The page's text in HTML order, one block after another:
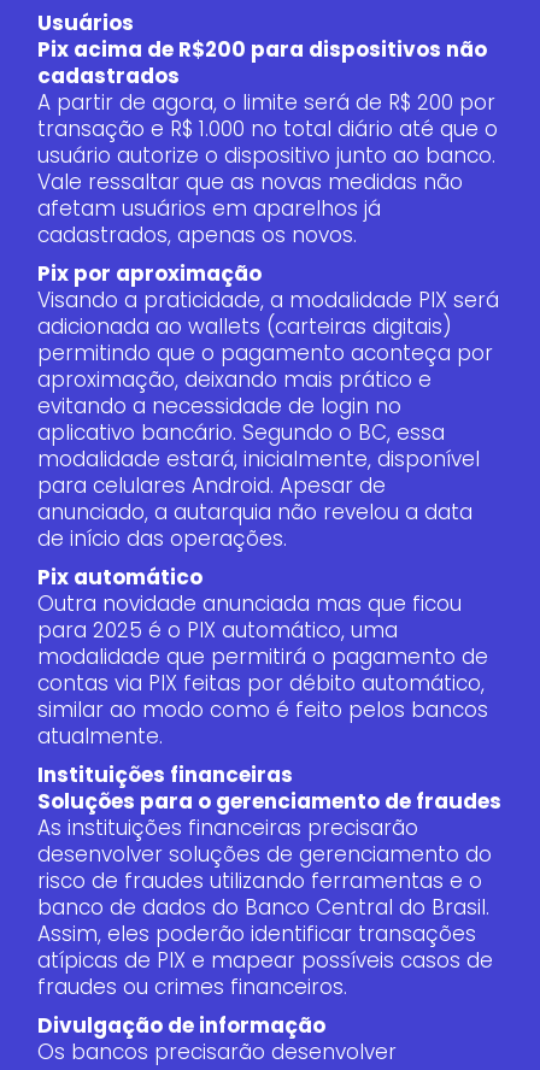
Usuários
Pix acima de R$200 para dispositivos não
cadastrados
A partir de agora, o limite será de R$ 200 por
transação e R$ 1.000 no total diário até que o
usuário autorize o dispositivo junto ao banco.
Vale ressaltar que as novas medidas não
afetam usuários em aparelhos já
cadastrados, apenas os novos.
Pix por aproximação
Visando a praticidade, a modalidade PIX será
adicionada ao wallets (carteiras digitais)
permitindo que o pagamento aconteça por
aproximação, deixando mais prático e
evitando a necessidade de login no
aplicativo bancário. Segundo o BC, essa
modalidade estará, inicialmente, disponível
para celulares Android. Apesar de
anunciado, a autarquia não revelou a data
de início das operações.
Pix automático
Outra novidade anunciada mas que ficou
para 2025 é o PIX automático, uma
modalidade que permitirá o pagamento de
contas via PIX feitas por débito automático,
similar ao modo como é feito pelos bancos
atualmente.
Instituições financeiras
Soluções para o gerenciamento de fraudes
As instituições financeiras precisarão
desenvolver soluções de gerenciamento do
risco de fraudes utilizando ferramentas e o
banco de dados do Banco Central do Brasil.
Assim, eles poderão identificar transações
atípicas de PIX e mapear possíveis casos de
fraudes ou crimes financeiros.
Divulgação de informação
Os bancos precisarão desenvolver